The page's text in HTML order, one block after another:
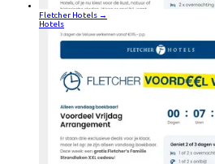
Fletcher Hotels →
Hotels